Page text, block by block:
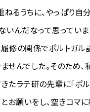
るうちに、やっぱり自
いんだなって思っていま
修の関係でポルトガル
せんでした。そのため、
たラテ研の先輩に「ポ
とお願いをし、空きコマ